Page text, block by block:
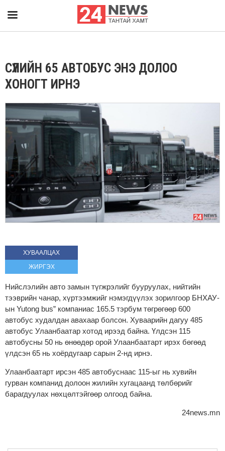
СҮҮЛИЙН 65 АВТОБУС ЭНЭ ДОЛОО
ХОНОГТ ИРНЭ
ХУВААЛЦАХ
ЖИРГЭХ
Нийслэлийн авто замын түгжрэлийг бууруулах, нийтийн
тээврийн чанар, хүртээмжийг нэмэгдүүлэх зорилгоор БНХАУ-
ын Yutong bus” компаниас 165.5 тэрбум төгрөгөөр 600
автобус худалдан авахаар болсон. Хуваарийн дагуу 485
автобус Улаанбаатар хотод ирээд байна. Үлдсэн 115
автобусны 50 нь өнөөдөр орой Улаанбаатарт ирэх бөгөөд
үлдсэн 65 нь хоёрдугаар сарын 2-нд ирнэ.
Улаанбаатарт ирсэн 485 автобуснаас 115-ыг нь хувийн
гурван компанид долоон жилийн хугацаанд төлбөрийг
барагдуулах нөхцөлтэйгөөр олгоод байна.
24news.mn